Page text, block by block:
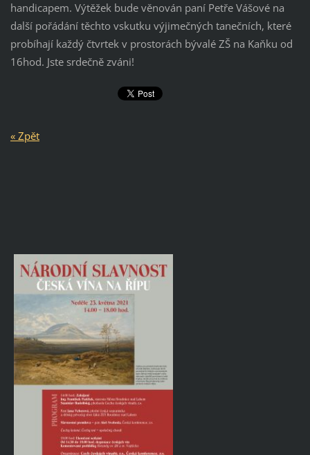
handicapem. Výtěžek bude věnován paní Petře Vášové na
další pořádání těchto vskutku výjimečných tanečních, které
probíhají každý čtvrtek v prostorách bývalé ZŠ na Kaňku od
16hod. Jste srdečně zváni!
« Zpět